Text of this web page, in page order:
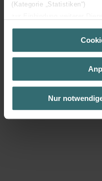
(Kategorie „Statistiken“)
(Kategorie „Marketing“)
Über „Details zeigen“ bzw.
Sie weitere Informationen.
der Auswahl von
Besuchsverlauf auf unserer
bestmöglicheNur
Zehnder
Techo radiante métalico
perforado para
Diferentes propiedades y